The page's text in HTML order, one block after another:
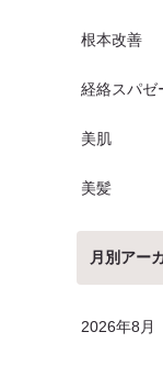
根本改善
経絡スパゼ
美肌
美髪
月別アー
2026年8月